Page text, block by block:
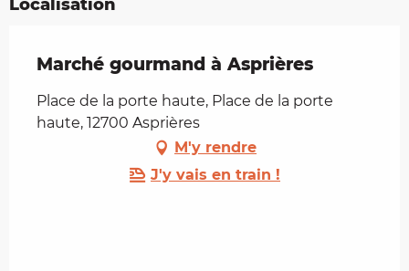
Localisation
Marché gourmand à Asprières
Place de la porte haute, Place de la porte
haute, 12700 Asprières
M'y rendre
J'y vais en train !